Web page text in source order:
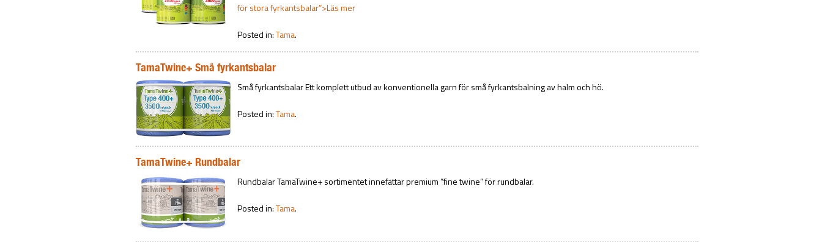
för stora fyrkantsbalar”>Läs mer
Posted in:Tama.
TamaTwine+ Små fyrkantsbalar
Små fyrkantsbalar Ett komplett utbud av konventionella garn för små fyrkantsbalning av halm och hö.
Posted in:Tama.
TamaTwine+ Rundbalar
Rundbalar TamaTwine+ sortimentet innefattar premium ”fine twine” för rundbalar.
Posted in:Tama.